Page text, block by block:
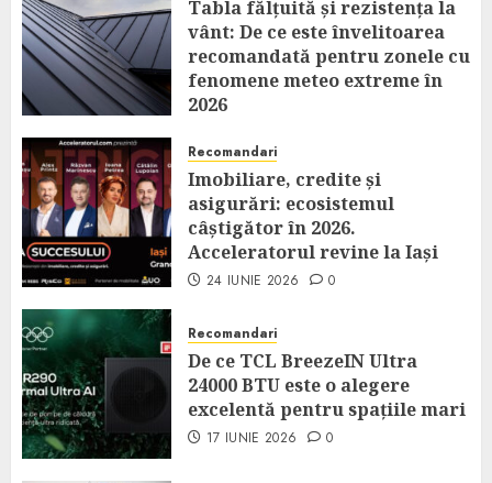
Tabla fălțuită și rezistența la
vânt: De ce este învelitoarea
recomandată pentru zonele cu
fenomene meteo extreme în
2026
Recomandari
Imobiliare, credite și
asigurări: ecosistemul
câștigător în 2026.
Acceleratorul revine la Iași
24 IUNIE 2026 0
Recomandari
De ce TCL BreezeIN Ultra
24000 BTU este o alegere
excelentă pentru spațiile mari
17 IUNIE 2026 0